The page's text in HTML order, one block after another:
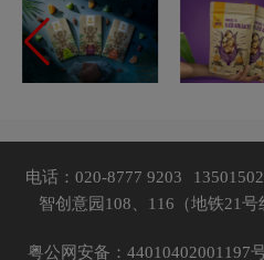
电话：020-8777 9203
智创意园108、116（地铁21号
粤公网安备：44010402001197